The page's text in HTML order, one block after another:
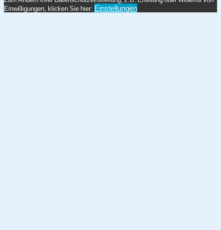
Einwilligungen, klicken Sie hier: Einstellungen